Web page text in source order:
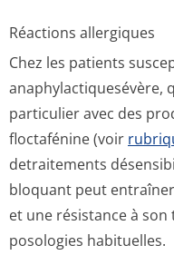
Réactions allergiques
Chez les patients
anaphylactiqu­esévère,
particulier avec des
floctafénine (voir
detraitements
bloquant peut
et une résistance à
posologies habituelles.